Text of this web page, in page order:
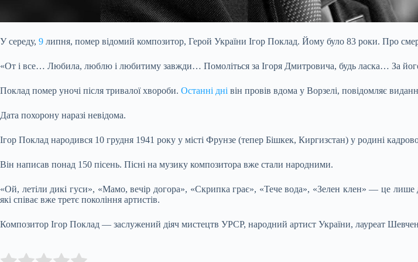
У середу, 9 липня, помер відомий композитор, Герой України Ігор Поклад. Йому було 83 роки. Про
«От і все… Любила, люблю і любитиму завжди… Помоліться за Ігоря Дмитровича, будь ласка… За
Поклад помер уночі після тривалої хвороби. Останні дні він провів вдома у Ворзелі, повідомляє
Дата похорону наразі невідома.
Ігор Поклад народився 10 грудня 1941 року у місті Фрунзе (тепер Бішкек, Киргизстан) у родині
Він написав понад 150 пісень. Пісні на музику композитора вже стали народними.
«Ой, летіли дикі гуси», «Мамо, вечір догора», «Скрипка грає», «Тече вода», «Зелен клен» — це
які співає вже третє покоління артистів.
Композитор Ігор Поклад — заслужений діяч мистецтв УРСР, народний артист України, лауреат